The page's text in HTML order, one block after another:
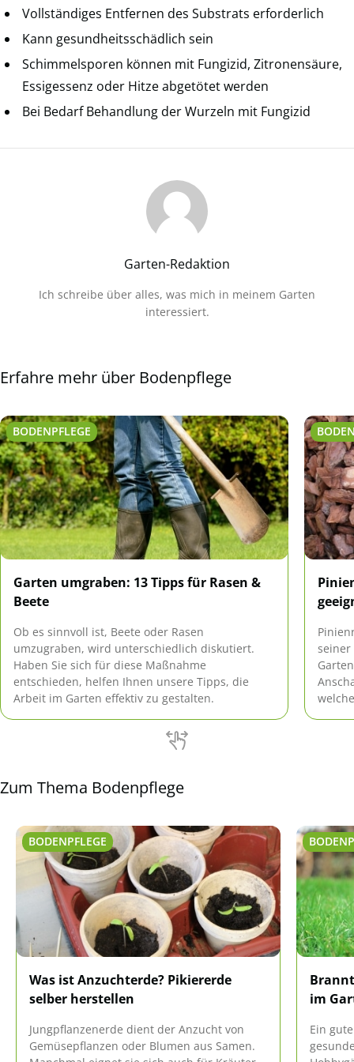
Vollständiges Entfernen des Substrats erforderlich
Kann gesundheitsschädlich sein
Schimmelsporen können mit Fungizid, Zitronensäure,
Essigessenz oder Hitze abgetötet werden
Bei Bedarf Behandlung der Wurzeln mit Fungizid
Garten-Redaktion
Ich schreibe über alles, was mich in meinem Garten
interessiert.
Erfahre mehr über Bodenpflege
BODENPFLEGE
Garten umgraben: 13 Tipps für Rasen &
Beete
Ob es sinnvoll ist, Beete oder Rasen
umzugraben, wird unterschiedlich diskutiert.
Haben Sie sich für diese Maßnahme
entschieden, helfen Ihnen unsere Tipps, die
Arbeit im Garten effektiv zu gestalten.
seiner
Zum Thema Bodenpflege
BODENPFLEGE
Was ist Anzuchterde? Pikiererde
selber herstellen
Jungpflanzenerde dient der Anzucht von
Gemüsepflanzen oder Blumen aus Samen.
im
Ein